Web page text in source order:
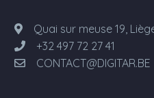
Quai sur meuse 19,
+32 497 72 27 41
CONTACT@DIGITAR.BE